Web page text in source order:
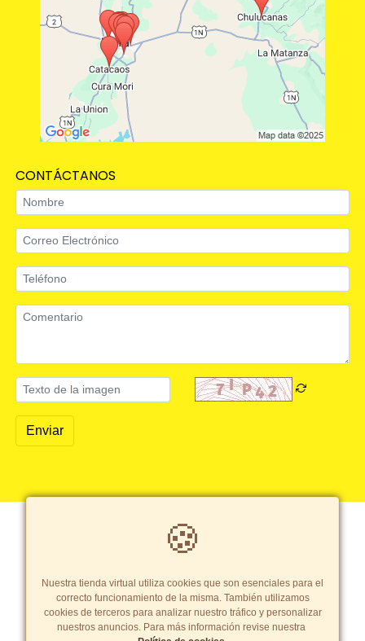
CONTÁCTANOS
Enviar
Copyright© 2026 Pastinor SAC- Todos los derechos reservados
Términos y Condiciones|
Tarifas y zonas de reparto
🍪
Nuestra tienda virtual utiliza cookies que son esenciales para el
correcto funcionamiento de la misma. También utilizamos
cookies de terceros para analizar nuestro tráfico y personalizar
nuestros anuncios. Para más información revise nuestra